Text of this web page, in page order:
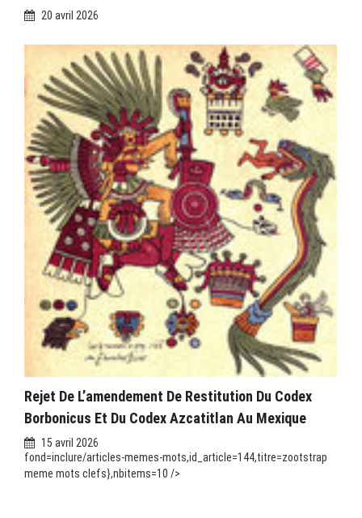
20 avril 2026
Rejet De L’amendement De Restitution Du Codex
Borbonicus Et Du Codex Azcatitlan Au Mexique
15 avril 2026
fond=inclure/articles-memes-mots,id_article=144,titre=zootstrap
meme mots clefs},nbitems=10 />